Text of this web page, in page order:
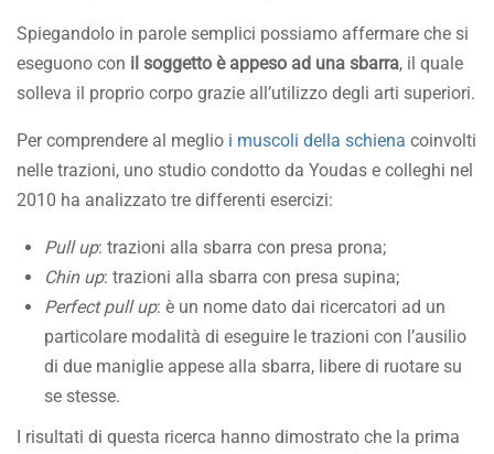
Spiegandolo in parole semplici possiamo affermare che si
eseguono con il soggetto è appeso ad una sbarra, il quale
solleva il proprio corpo grazie all’utilizzo degli arti superiori.
Per comprendere al meglio i muscoli della schiena coinvolti
nelle trazioni, uno studio condotto da Youdas e colleghi nel
2010 ha analizzato tre differenti esercizi:
Pull up: trazioni alla sbarra con presa prona;
Chin up: trazioni alla sbarra con presa supina;
Perfect pull up: è un nome dato dai ricercatori ad un
particolare modalità di eseguire le trazioni con l’ausilio
di due maniglie appese alla sbarra, libere di ruotare su
se stesse.
I risultati di questa ricerca hanno dimostrato che la prima